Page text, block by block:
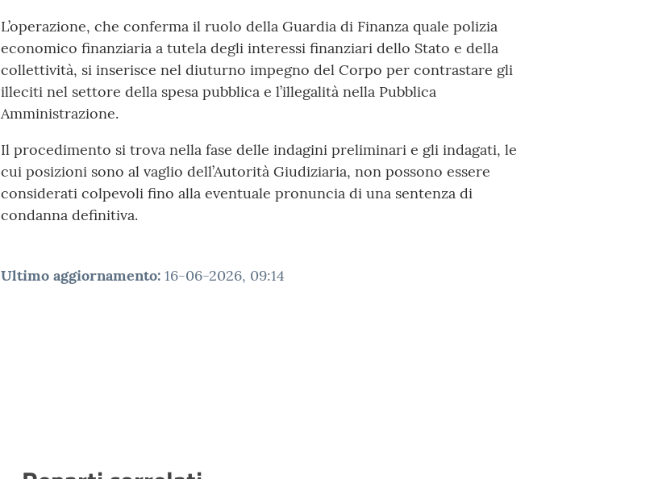
L’operazione, che conferma il ruolo della Guardia di Finanza quale polizia
economico finanziaria a tutela degli interessi finanziari dello Stato e della
collettività, si inserisce nel diuturno impegno del Corpo per contrastare gli
illeciti nel settore della spesa pubblica e l’illegalità nella Pubblica
Amministrazione.
Il procedimento si trova nella fase delle indagini preliminari e gli indagati, le
cui posizioni sono al vaglio dell’Autorità Giudiziaria, non possono essere
considerati colpevoli fino alla eventuale pronuncia di una sentenza di
condanna definitiva.
Ultimo aggiornamento: 16-06-2026, 09:14